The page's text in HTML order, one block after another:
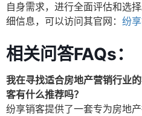
自身需求，进行全面评估和选
细信息，可以访问其官网： 纷
相关问答FAQs：
我在寻找适合房地产营销行业
客有什么推荐吗？
纷享销客提供了一套专为房地